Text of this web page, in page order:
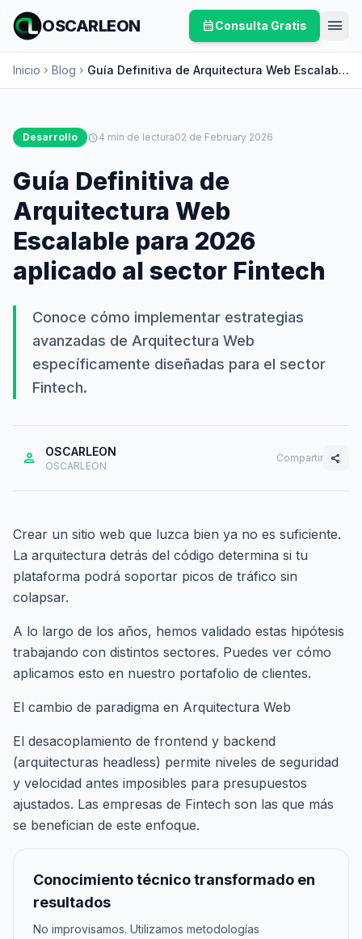
OSCARLEON calendar_monthConsulta Gratis menu
Inicio chevron_right Blog chevron_right Guía Definitiva de Arquitectura Web Escalable
para 2026 aplicado al sector Fintech
Desarrollo schedule4 min de lectura02 de February 2026
Guía Definitiva de
Arquitectura Web
Escalable para 2026
aplicado al sector Fintech
Conoce cómo implementar estrategias
avanzadas de Arquitectura Web
específicamente diseñadas para el sector
Fintech.
person OSCARLEON
OSCARLEON
Compartir share
Crear un sitio web que luzca bien ya no es suficiente.
La arquitectura detrás del código determina si tu
plataforma podrá soportar picos de tráfico sin
colapsar.
A lo largo de los años, hemos validado estas hipótesis
trabajando con distintos sectores. Puedes ver cómo
aplicamos esto en nuestro portafolio de clientes.
El cambio de paradigma en Arquitectura Web
El desacoplamiento de frontend y backend
(arquitecturas headless) permite niveles de seguridad
y velocidad antes imposibles para presupuestos
ajustados. Las empresas de Fintech son las que más
se benefician de este enfoque.
Conocimiento técnico transformado en
resultados
No improvisamos. Utilizamos metodologías